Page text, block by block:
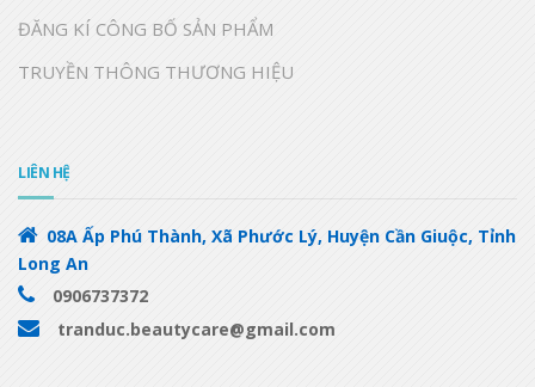
ĐĂNG KÍ CÔNG BỐ SẢN PHẨM
TRUYỀN THÔNG THƯƠNG HIỆU
LIÊN HỆ
08A Ấp Phú Thành, Xã Phước Lý, Huyện Cần Giuộc, Tỉnh
Long An
0906737372
tranduc.beautycare@gmail.com